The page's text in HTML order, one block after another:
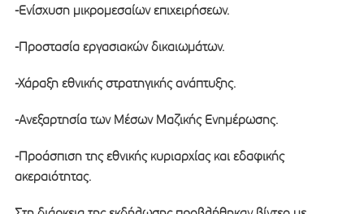
-Ενίσχυση μικρομεσαίων επιχειρήσεων.
-Προστασία εργασιακών δικαιωμάτων.
-Χάραξη εθνικής στρατηγικής ανάπτυξης.
-Ανεξαρτησία των Μέσων Μαζικής Ενημέρωσης.
-Προάσπιση της εθνικής κυριαρχίας και εδαφικής
ακεραιότητας.